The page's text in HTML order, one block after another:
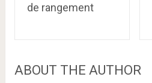
de rangement
ABOUT THE AUTHOR